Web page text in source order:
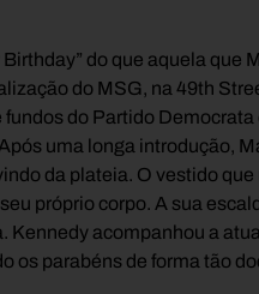
do que aquela que
do MSG, na 49th
do Partido Democrata
uma longa introdução,
da plateia. O vestido
próprio corpo. A sua
acompanhou a
os parabéns de forma tão